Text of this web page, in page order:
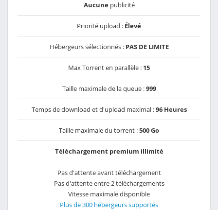
Aucunepublicité
Priorité upload : Élevé
Hébergeurs sélectionnés : PAS DE LIMITE
Max Torrent en parallèle : 15
Taille maximale de la queue :999
Temps de download et d'upload maximal :96 Heures
Taille maximale du torrent :500 Go
Téléchargement premium illimité
Pas d'attente avant téléchargement
Pas d'attente entre 2 téléchargements
Vitesse maximale disponible
Plus de 300 hébergeurs supportés